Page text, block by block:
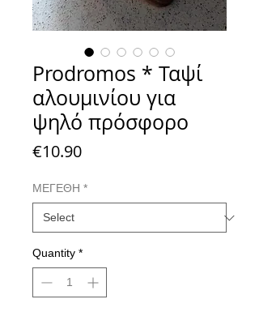
Prodromos * Ταψί
αλουμινίου για
ψηλό πρόσφορο
€10.90Price
ΜΕΓΕΘΗ *
Quantity *